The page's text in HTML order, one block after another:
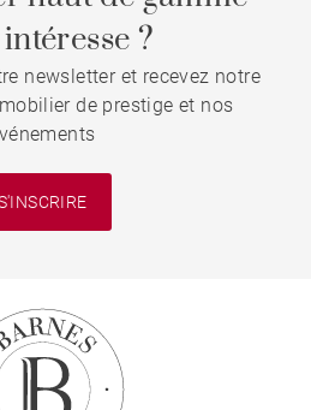
?
newsletter et recevez notre
de prestige et nos